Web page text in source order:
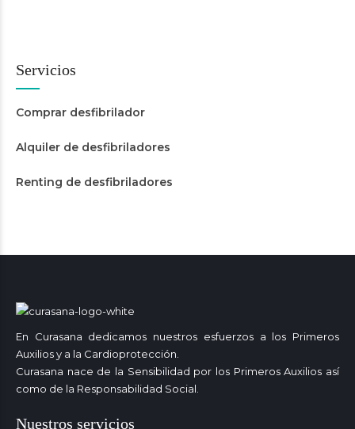
Servicios
Comprar desfibrilador
Alquiler de desfibriladores
Renting de desfibriladores
En Curasana dedicamos nuestros esfuerzos a los Primeros
Auxilios y a la Cardioprotección.
Curasana nace de la Sensibilidad por los Primeros Auxilios así
como de la Responsabilidad Social.
Nuestros servicios